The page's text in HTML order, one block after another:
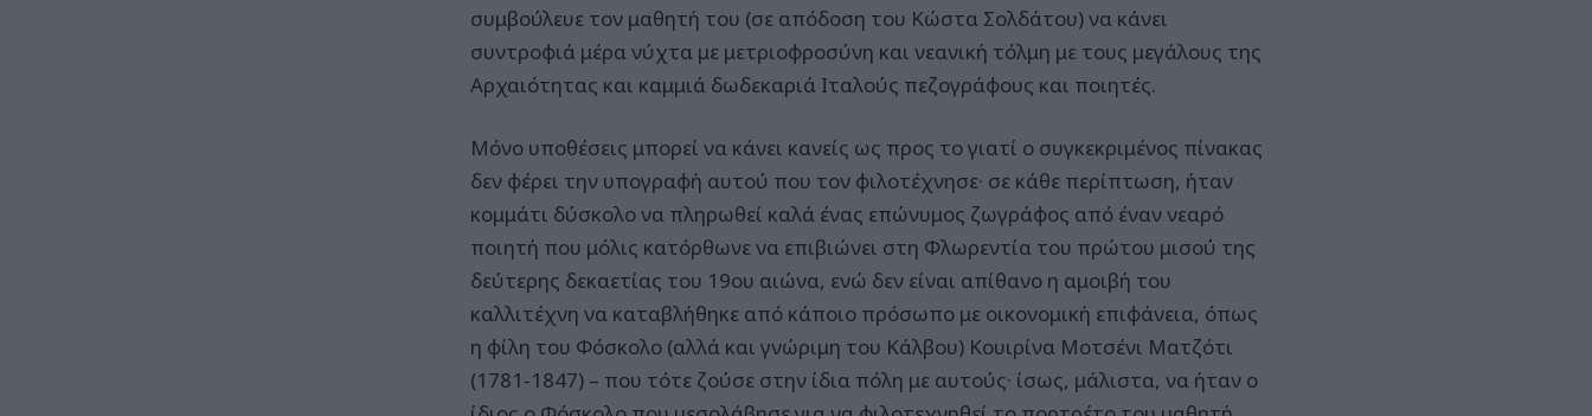
συμβούλευε τον μαθητή του (σε απόδοση του Κώστα Σολδάτου) να κάνει
συντροφιά μέρα νύχτα με μετριοφροσύνη και νεανική τόλμη με τους μεγάλους της
Αρχαιότητας και καμμιά δωδεκαριά Ιταλούς πεζογράφους και ποιητές.
Μόνο υποθέσεις μπορεί να κάνει κανείς ως προς το γιατί ο συγκεκριμένος πίνακας
δεν φέρει την υπογραφή αυτού που τον φιλοτέχνησε· σε κάθε περίπτωση, ήταν
κομμάτι δύσκολο να πληρωθεί καλά ένας επώνυμος ζωγράφος από έναν νεαρό
ποιητή που μόλις κατόρθωνε να επιβιώνει στη Φλωρεντία του πρώτου μισού της
δεύτερης δεκαετίας του 19ου αιώνα, ενώ δεν είναι απίθανο η αμοιβή του
καλλιτέχνη να καταβλήθηκε από κάποιο πρόσωπο με οικονομική επιφάνεια, όπως
η φίλη του Φόσκολο (αλλά και γνώριμη του Κάλβου) Κουιρίνα Μοτσένι Ματζότι
(1781-1847) – που τότε ζούσε στην ίδια πόλη με αυτούς· ίσως, μάλιστα, να ήταν ο